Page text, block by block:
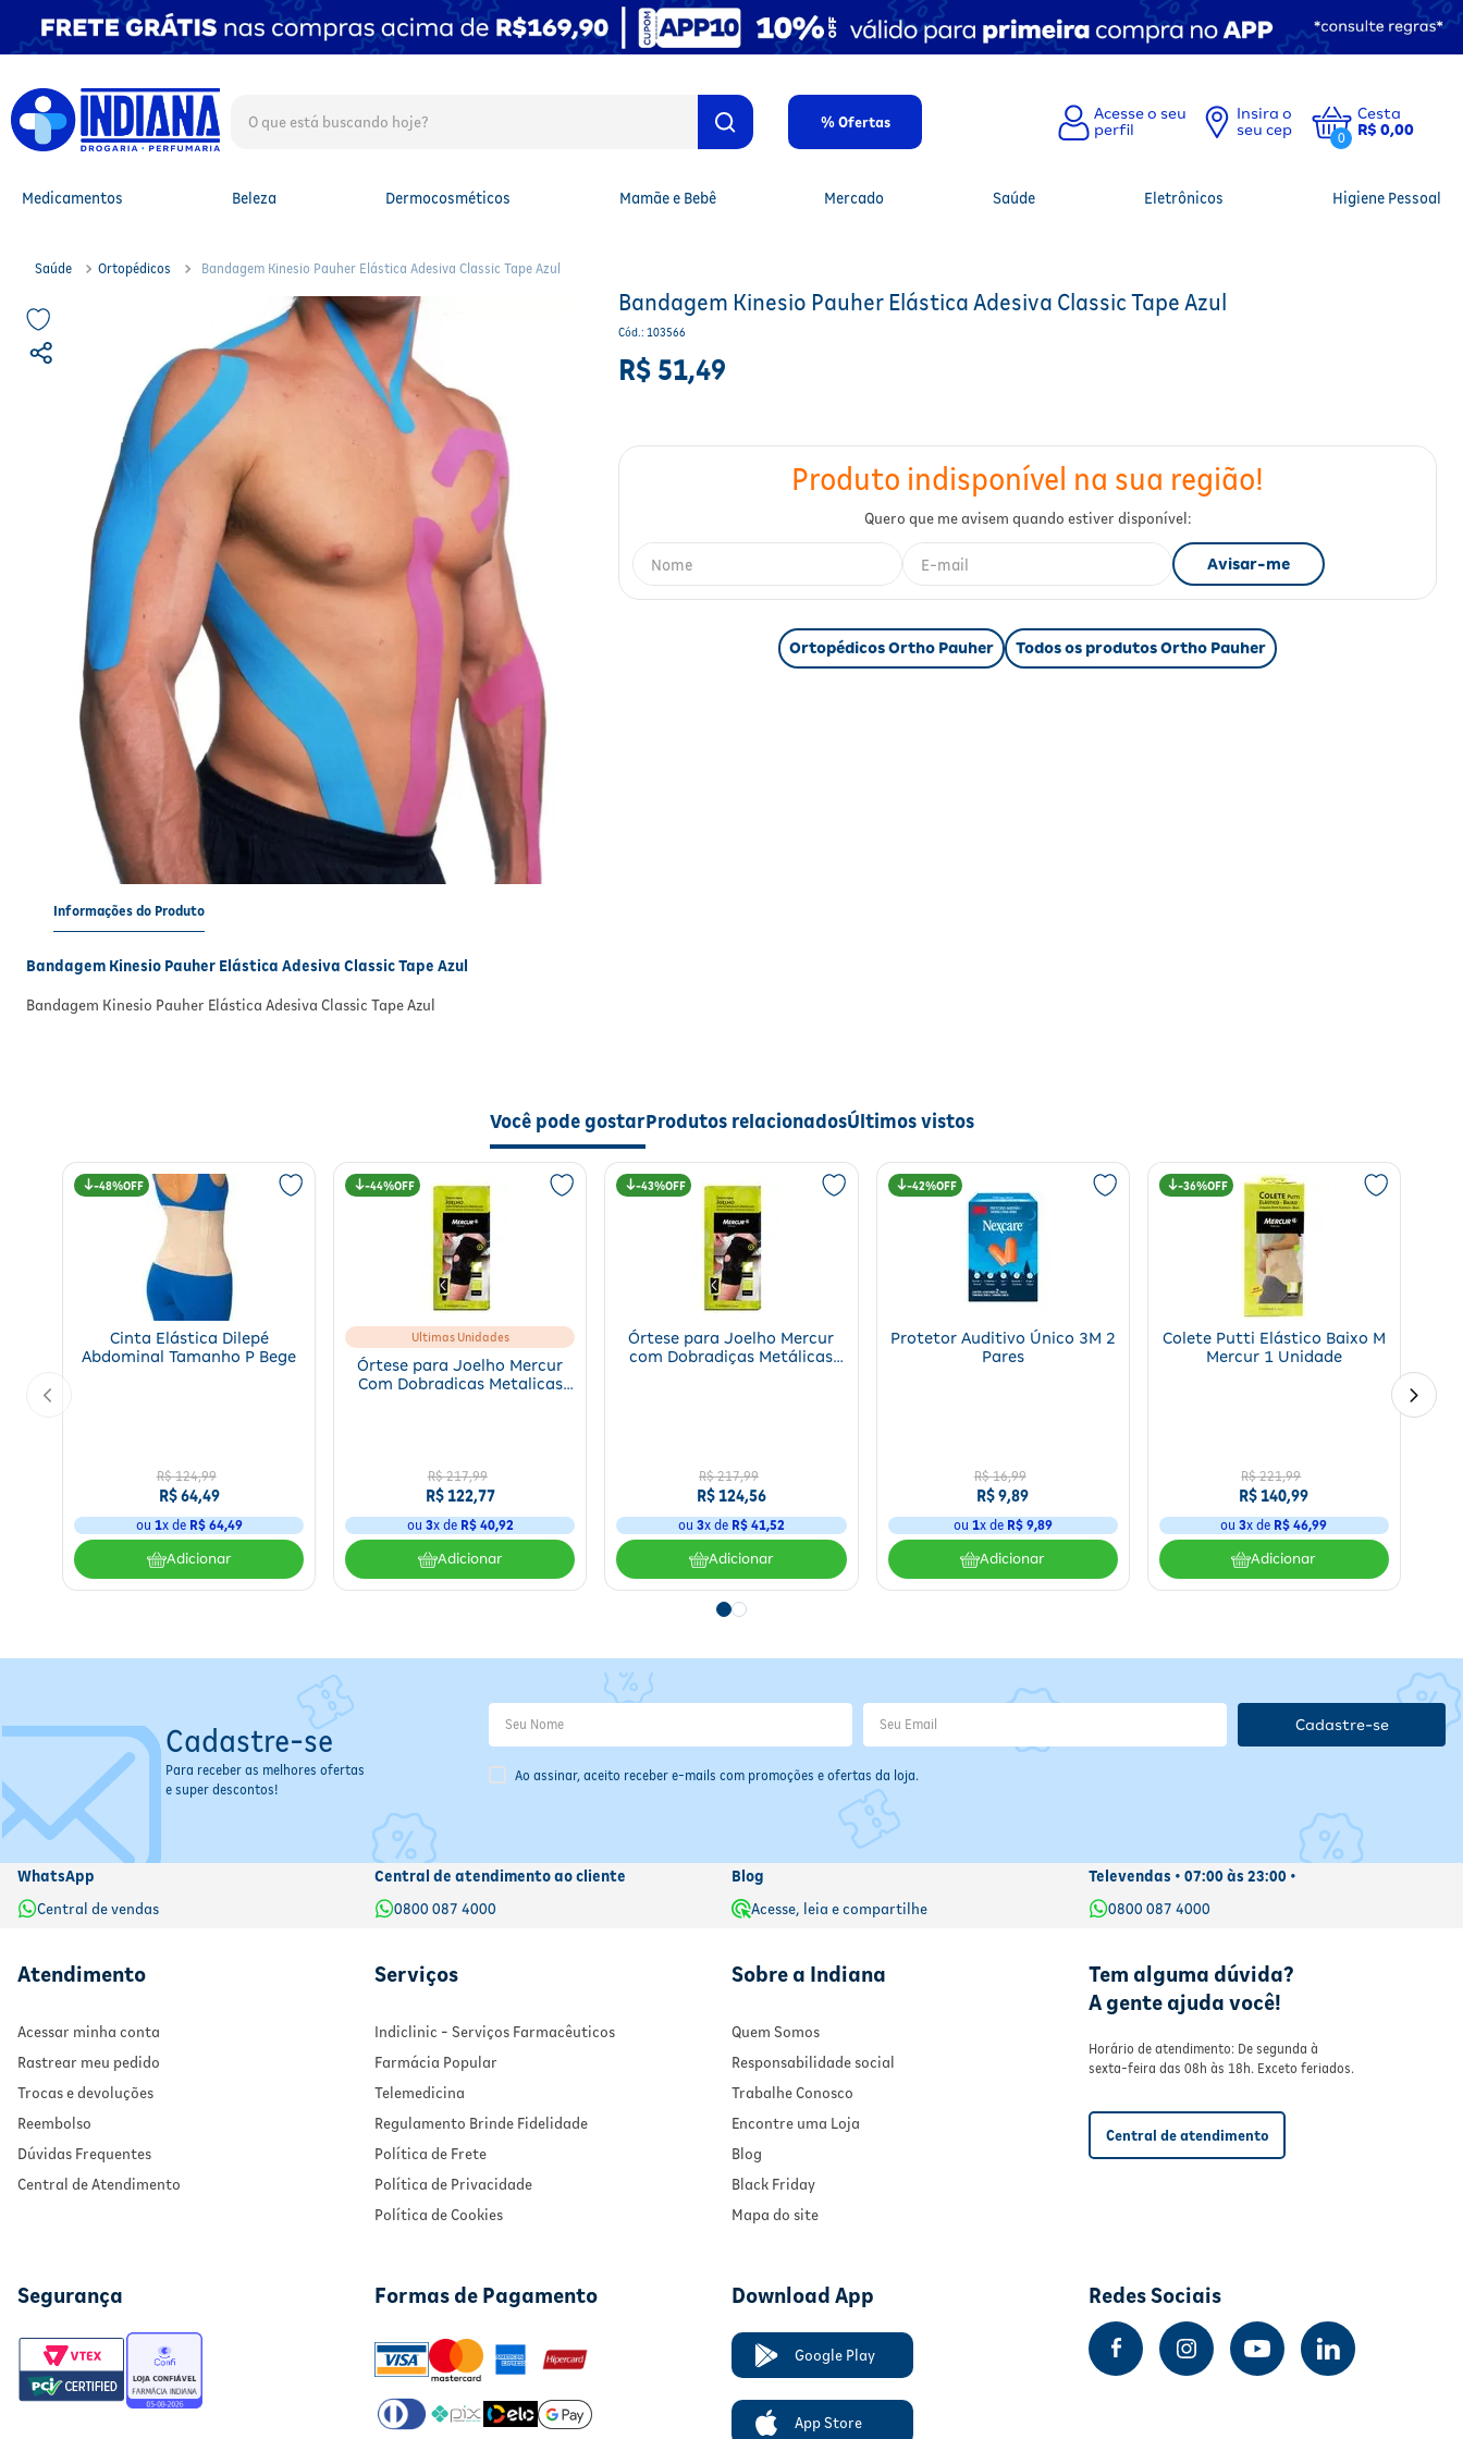
% Ofertas
Insira o
seu cep
0
Cesta
R$ 0,00
Medicamentos Beleza Dermocosméticos Mamãe e Bebê Mercado Saúde Eletrônicos Higiene Pessoal
Saúde Ortopédicos Bandagem Kinesio Pauher Elástica Adesiva Classic Tape Azul
Bandagem Kinesio Pauher Elástica Adesiva Classic Tape Azul
Cód.:103566
R$ 51,49
Ortopédicos Ortho Pauher Todos os produtos Ortho Pauher
Informações do Produto
Bandagem Kinesio Pauher Elástica Adesiva Classic Tape Azul
Bandagem Kinesio Pauher Elástica Adesiva Classic Tape Azul
Você pode gostarProdutos relacionadosÚltimos vistos
48%
Cinta Elástica Dilepé
Abdominal Tamanho P Bege
R$ 124,99
R$ 64,49
ou 1x de R$ 64,49
Adicionar
44%
Ultimas Unidades
Órtese para Joelho Mercur
Com Dobradicas Metalicas
R$ 217,99
R$122,77
ou 3x de R$ 40,92
Adicionar
43%
Órtese para Joelho Mercur
com Dobradiças Metálicas
R$ 217,99
R$124,56
ou 3x de R$ 41,52
Adicionar
42%
Protetor Auditivo Único 3M 2
Pares
R$ 16,99
R$9,89
ou 1x de R$ 9,89
Adicionar
36%
Colete Putti Elástico Baixo M
Mercur 1 Unidade
R$ 221,99
R$140,99
ou3x de R$ 46,99
Adicionar
Cadastre-se
Para receber as melhores ofertas
e super descontos!
Ao assinar, aceito receber e-mails com promoções e ofertas da loja.
Cadastre-se
WhatsApp
Central de vendas
Central de atendimento ao cliente
0800 087 4000
Blog
Acesse, leia e compartilhe
Televendas • 07:00 às 23:00 •
0800 087 4000
Atendimento
Acessar minha conta
Rastrear meu pedido
Trocas e devoluções
Reembolso
Dúvidas Frequentes
Central de Atendimento
Serviços
Indiclinic - Serviços Farmacêuticos
Farmácia Popular
Telemedicina
Regulamento Brinde Fidelidade
Política de Frete
Política de Privacidade
Política de Cookies
Sobre a Indiana
Quem Somos
Responsabilidade social
Trabalhe Conosco
Encontre uma Loja
Blog
Black Friday
Mapa do site
Tem alguma dúvida?
A gente ajuda você!
Horário de atendimento: De segunda à
sexta-feira das 08h às 18h. Exceto feriados.
Central de atendimento
Segurança Formas de Pagamento Download App
Google Play
App Store
Redes Sociais
TERMOS MAIS BUSCADOS
1º
fralda
protetor solar facial
shampoo
protetor solar
9º
whey protein
10
fralda g